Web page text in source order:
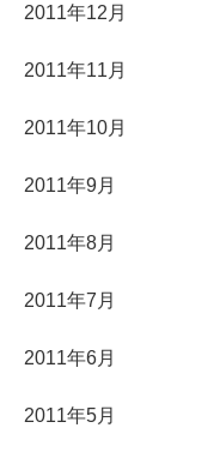
2011年12月
2011年11月
2011年10月
2011年9月
2011年8月
2011年7月
2011年6月
2011年5月